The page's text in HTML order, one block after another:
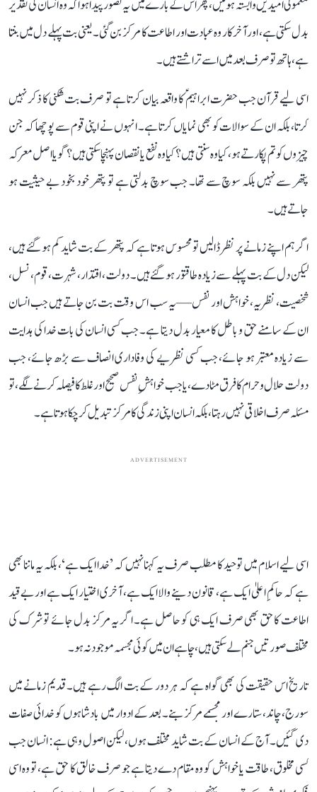
معمولی امیدیں وابستہ ہوئیں، پھر اس کے بارے میں یہ تصور پیدا ہوا کہ وہ انسان کی تقدیر
بدل سکتی ہے، اور آخرکار وہ عبادت اور اطاعت کا مرکز بن گئی۔ یعنی بت پہلے دل میں بنتا
ہے، ہاتھ تو صرف بعد میں اسے تراشتے ہیں۔
اسی لیے قرآن جب حضرت ابراہیمؑ کا واقعہ بیان کرتا ہے تو صرف بت شکنی کا ذکر نہیں
کرتا، بلکہ ان کے سوالات کو بھی نمایاں کرتا ہے۔ انہوں نے اپنی قوم سے پوچھا کہ جن
چیزوں کو تم پکارتے ہو، کیا وہ سنتی ہیں؟ کیا وہ نفع یا نقصان پہنچا سکتی ہیں؟ گویا اصل معرکہ
پتھر سے نہیں بلکہ سوچ سے تھا۔ جب سوچ بدلتی ہے تو پتھر خود بخود بے حیثیت ہو
جاتے ہیں۔
اگر ہم اپنے زمانے پر نظر ڈالیں تو محسوس ہوتا ہے کہ پتھر کے بت شاید کم ہو گئے ہیں،
لیکن دل کے بت پہلے سے زیادہ طاقتور ہو گئے ہیں۔ دولت، اقتدار، شہرت، قوم، نسل،
شخصیت، نظریہ، خواہش اور نفس—یہ سب اس وقت بت بن جاتے ہیں جب انسان
ان کے سامنے حق و باطل کا معیار بدل دیتا ہے۔ جب کسی انسان کی بات خدا کی ہدایت
سے زیادہ معتبر ہو جائے، جب کسی نظریے کی وفاداری انصاف سے بڑھ جائے، جب
دولت حلال و حرام کا فرق مٹا دے، یا جب خواہشِ نفس صحیح اور غلط کا فیصلہ کرنے لگے، تو
مسئلہ صرف اخلاقی نہیں رہتا، بلکہ انسان اپنی زندگی کا مرکز تبدیل کر چکا ہوتا ہے۔
ADVERTISEMENT
اسی لیے اسلام میں توحید کا مطلب صرف یہ کہنا نہیں کہ ’خدا ایک ہے‘، بلکہ یہ ماننا بھی
ہے کہ حاکمِ اعلیٰ ایک ہے، قانون دینے والا ایک ہے، آخری اختیار ایک ہے اور بے قید
اطاعت کا حق بھی صرف ایک ہی کو حاصل ہے۔ اگر یہ مرکز بدل جائے تو شرک کی
مختلف صورتیں جنم لے سکتی ہیں، چاہے ان میں کوئی مجسمہ موجود نہ ہو۔
تاریخ اس حقیقت کی بھی گواہ ہے کہ ہر دور کے بت الگ رہے ہیں۔ قدیم زمانے میں
سورج، چاند، ستارے اور مجسمے مرکز بنے۔ بعد کے ادوار میں بادشاہوں کو خدائی صفات
دی گئیں۔ آج کے انسان کے بت شاید مختلف ہوں، لیکن اصول وہی ہے: انسان جب
کسی مخلوق، طاقت یا خواہش کو وہ مقام دے دیتا ہے جو صرف خالق کا حق ہے، تو وہ اسی